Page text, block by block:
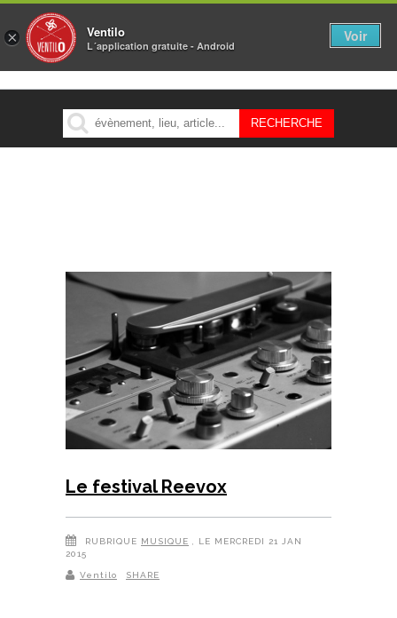
MENU
Le festival Reevox
RUBRIQUE MUSIQUE
, LE MERCREDI 21 JAN
2015
Ventilo SHARE
× Ventilo
L´application gratuite - Android
Voir